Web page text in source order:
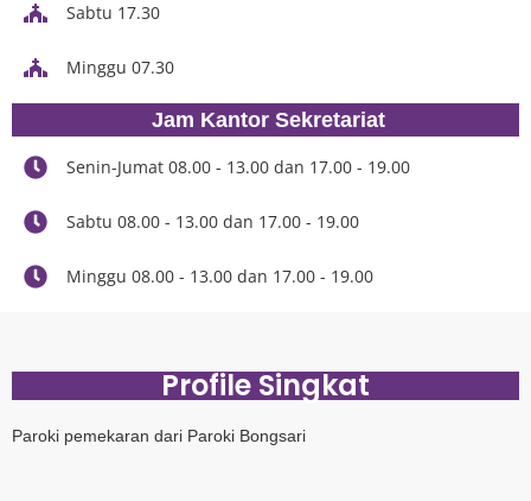
Sabtu 17.30
Minggu 07.30
Jam Kantor Sekretariat
Senin-Jumat 08.00 - 13.00 dan 17.00 - 19.00
Sabtu 08.00 - 13.00 dan 17.00 - 19.00
Minggu 08.00 - 13.00 dan 17.00 - 19.00
Profile Singkat
Paroki pemekaran dari Paroki Bongsari